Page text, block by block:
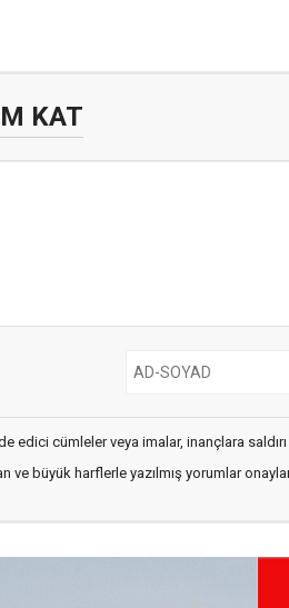
KAT
edici cümleler veya imalar, inançlara
ve büyük harflerle yazılmış yorumlar